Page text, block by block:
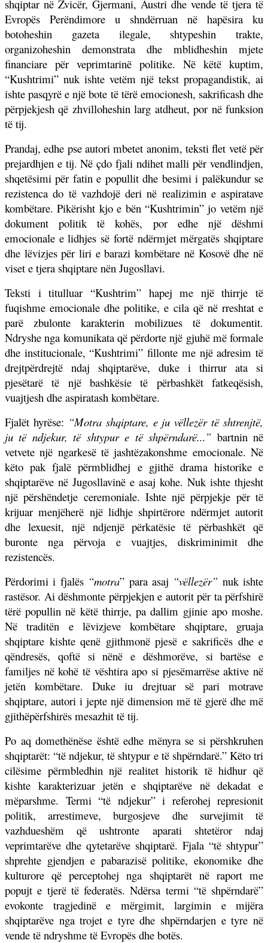
shqiptar në Zvicër, Gjermani, Austri dhe vende të tjera të
Evropës Perëndimore u shndërruan në hapësira ku
botoheshin gazeta ilegale, shtypeshin trakte,
organizoheshin demonstrata dhe mblidheshin mjete
financiare për veprimtarinë politike. Në këtë kuptim,
“Kushtrimi” nuk ishte vetëm një tekst propagandistik, ai
ishte pasqyrë e një bote të tërë emocionesh, sakrificash dhe
përpjekjesh që zhvilloheshin larg atdheut, por në funksion
të tij.
Prandaj, edhe pse autori mbetet anonim, teksti flet vetë për
prejardhjen e tij. Në çdo fjali ndihet malli për vendlindjen,
shqetësimi për fatin e popullit dhe besimi i palëkundur se
rezistenca do të vazhdojë deri në realizimin e aspiratave
kombëtare. Pikërisht kjo e bën “Kushtrimin” jo vetëm një
dokument politik të kohës, por edhe një dëshmi
emocionale e lidhjes së fortë ndërmjet mërgatës shqiptare
dhe lëvizjes për liri e barazi kombëtare në Kosovë dhe në
viset e tjera shqiptare nën Jugosllavi.
Teksti i titulluar “Kushtrim” hapej me një thirrje të
fuqishme emocionale dhe politike, e cila që në rreshtat e
parë zbulonte karakterin mobilizues të dokumentit.
Ndryshe nga komunikata që përdorte një gjuhë më formale
dhe institucionale, “Kushtrimi” fillonte me një adresim të
drejtpërdrejtë ndaj shqiptarëve, duke i thirrur ata si
pjesëtarë të një bashkësie të përbashkët fatkeqësish,
vuajtjesh dhe aspiratash kombëtare.
Fjalët hyrëse: “Motra shqiptare, e ju vëllezër të shtrenjtë,
ju të ndjekur, të shtypur e të shpërndarë...” bartnin në
vetvete një ngarkesë të jashtëzakonshme emocionale. Në
këto pak fjalë përmblidhej e gjithë drama historike e
shqiptarëve në Jugosllavinë e asaj kohe. Nuk ishte thjesht
një përshëndetje ceremoniale. Ishte një përpjekje për të
krijuar menjëherë një lidhje shpirtërore ndërmjet autorit
dhe lexuesit, një ndjenjë përkatësie të përbashkët që
buronte nga përvoja e vuajtjes, diskriminimit dhe
rezistencës.
Përdorimi i fjalës “motra” para asaj “vëllezër” nuk ishte
rastësor. Ai dëshmonte përpjekjen e autorit për ta përfshirë
tërë popullin në këtë thirrje, pa dallim gjinie apo moshe.
Në traditën e lëvizjeve kombëtare shqiptare, gruaja
shqiptare kishte qenë gjithmonë pjesë e sakrificës dhe e
qëndresës, qoftë si nënë e dëshmorëve, si bartëse e
familjes në kohë të vështira apo si pjesëmarrëse aktive në
jetën kombëtare. Duke iu drejtuar së pari motrave
shqiptare, autori i jepte një dimension më të gjerë dhe më
gjithëpërfshirës mesazhit të tij.
Po aq domethënëse është edhe mënyra se si përshkruhen
shqiptarët: “të ndjekur, të shtypur e të shpërndarë.” Këto tri
cilësime përmbledhin një realitet historik të hidhur që
kishte karakterizuar jetën e shqiptarëve në dekadat e
mëparshme. Termi “të ndjekur” i referohej represionit
politik, arrestimeve, burgosjeve dhe survejimit të
vazhdueshëm që ushtronte aparati shtetëror ndaj
veprimtarëve dhe qytetarëve shqiptarë. Fjala “të shtypur”
shprehte gjendjen e pabarazisë politike, ekonomike dhe
kulturore që perceptohej nga shqiptarët në raport me
popujt e tjerë të federatës. Ndërsa termi “të shpërndarë”
evokonte tragjedinë e mërgimit, largimin e mijëra
shqiptarëve nga trojet e tyre dhe shpërndarjen e tyre në
vende të ndryshme të Evropës dhe botës.